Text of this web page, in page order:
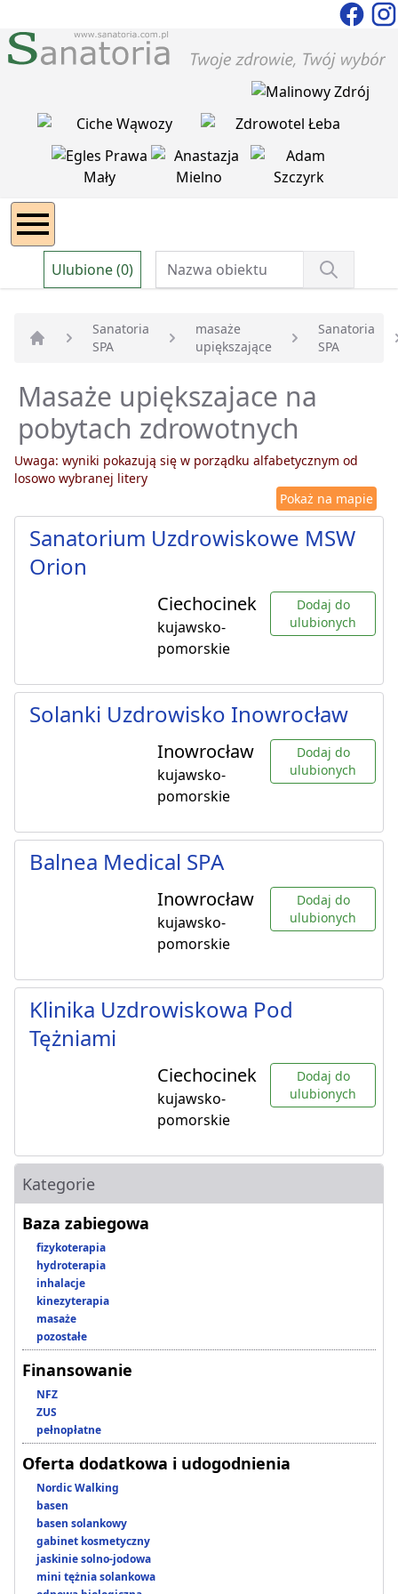
Ulubione (0)
Strona główna
Sanatoria
SPA
masaże
upiększające
Sanatoria
SPA
Masaże upiększajace na
pobytach zdrowotnych
Uwaga: wyniki pokazują się w porządku alfabetycznym od
losowo wybranej litery
Pokaż na mapie
Sanatorium Uzdrowiskowe MSW
Orion
Ciechocinek
kujawsko-
pomorskie
Dodaj do
ulubionych
Solanki Uzdrowisko Inowrocław
Inowrocław
kujawsko-
pomorskie
Dodaj do
ulubionych
Balnea Medical SPA
Inowrocław
kujawsko-
pomorskie
Dodaj do
ulubionych
Klinika Uzdrowiskowa Pod
Tężniami
Ciechocinek
kujawsko-
pomorskie
Dodaj do
ulubionych
Kategorie
Baza zabiegowa
fizykoterapia
hydroterapia
inhalacje
kinezyterapia
masaże
pozostałe
Finansowanie
NFZ
ZUS
pełnopłatne
Oferta dodatkowa i udogodnienia
Nordic Walking
basen
basen solankowy
gabinet kosmetyczny
jaskinie solno-jodowa
mini tężnia solankowa